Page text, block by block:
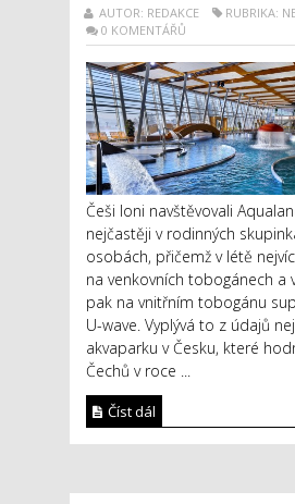
AUTOR: REDAKCE
RUBRIKA:
0 KOMENTÁŘŮ
Češi loni navštěvovali
nejčastěji v rodinných
osobách, přičemž v létě
na venkovních tobogánech a
pak na vnitřním tobogánu
U-wave. Vyplývá to z údajů
akvaparku v Česku, které
Čechů v roce ...
Číst dál